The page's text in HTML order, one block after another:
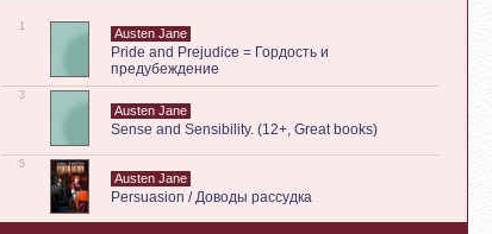
1 Austen Jane
Pride and Prejudice = Гордость и
предубеждение
3
Austen Jane
Sense and Sensibility. (12+, Great books)
5
Austen Jane
Persuasion / Доводы рассудка